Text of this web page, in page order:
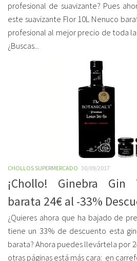
profesional de suavizante? Pues
este suavizante Flor 10L Nenuco
profesional al mejor precio de toda la
¿Buscas...
CHOLLOS SUPERMERCADO 30/09/2017
¡Chollo! Ginebra Gin
barata 24€ al -33%
¿Quieres ahora que ha bajado de
tiene un 33% de descuento esta
barata? Ahora puedes llevártela por
otras páginas está más cara: en